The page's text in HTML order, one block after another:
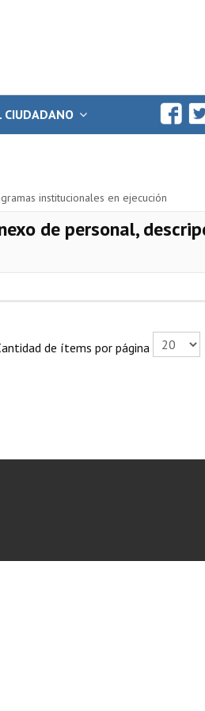
CIUDADANO
institucionales en ejecución
de personal,
de ítems por página